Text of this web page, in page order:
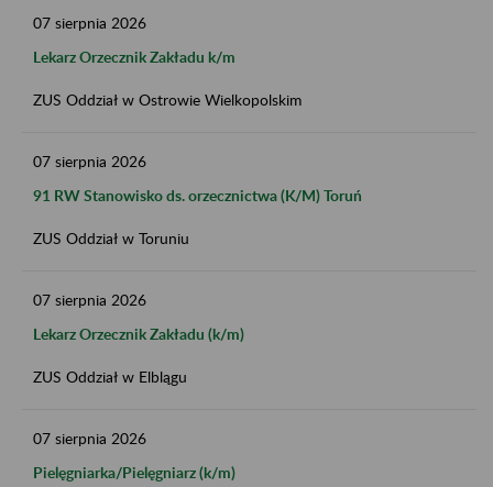
07 sierpnia 2026
Lekarz Orzecznik Zakładu k/m
ZUS Oddział w Ostrowie Wielkopolskim
07 sierpnia 2026
91 RW Stanowisko ds. orzecznictwa (K/M) Toruń
ZUS Oddział w Toruniu
07 sierpnia 2026
Lekarz Orzecznik Zakładu (k/m)
ZUS Oddział w Elblągu
07 sierpnia 2026
Pielęgniarka/Pielęgniarz (k/m)